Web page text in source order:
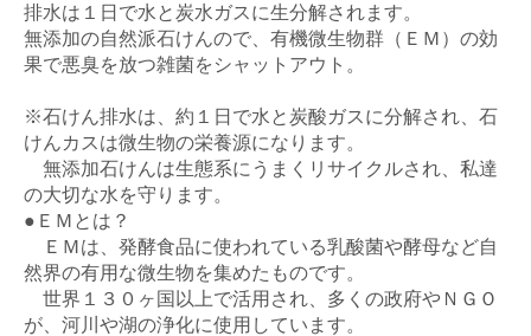
排水は１日で水と炭水ガスに生分解されます。
無添加の自然派石けんので、有機微生物群（ＥＭ）の効
果で悪臭を放つ雑菌をシャットアウト。
※石けん排水は、約１日で水と炭酸ガスに分解され、石
けんカスは微生物の栄養源になります。
無添加石けんは生態系にうまくリサイクルされ、私達
の大切な水を守ります。
●ＥＭとは？
ＥＭは、発酵食品に使われている乳酸菌や酵母など自
然界の有用な微生物を集めたものです。
世界１３０ヶ国以上で活用され、多くの政府やＮＧＯ
が、河川や湖の浄化に使用しています。